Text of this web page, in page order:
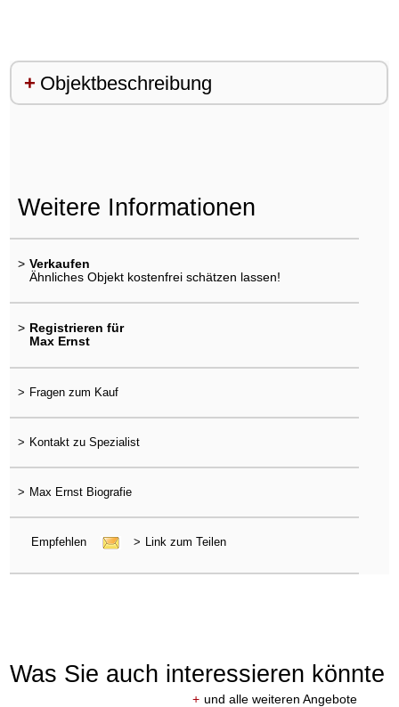
Objektbeschreibung
Weitere Informationen
> Verkaufen
Ähnliches Objekt kostenfrei schätzen lassen!
> Registrieren für
Max Ernst
> Fragen zum Kauf
> Kontakt zu Spezialist
> Max Ernst Biografie
Empfehlen > Link zum Teilen
Was Sie auch interessieren könnte
+ und alle weiteren Angebote